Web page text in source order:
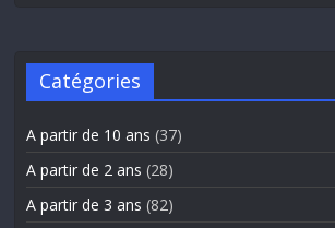
Catégories
A partir de 10 ans (37)
A partir de 2 ans (28)
A partir de 3 ans (82)